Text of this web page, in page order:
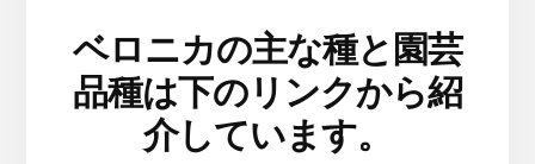
ベロニカの主な種と園芸
品種は下のリンクから紹
介しています。